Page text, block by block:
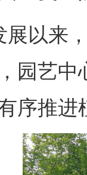
展以来
园艺
序推